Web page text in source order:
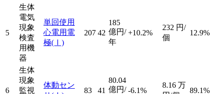
5
生体
電気
現象
検査
用機
器
単回使用
心電用電
極(Ⅰ)
207 42
185
億円/
年
+10.2%
232 円/
個
12.9%
6
生体
現象
監視
体動セン
83 41
80.04
億円/ -6.1%
8.16 万
89.1%